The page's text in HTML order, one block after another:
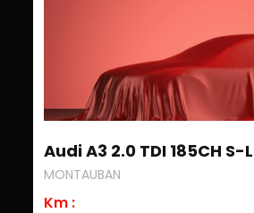
Audi A3 2.0 TDI 185CH S-
MONTAUBAN
Km :